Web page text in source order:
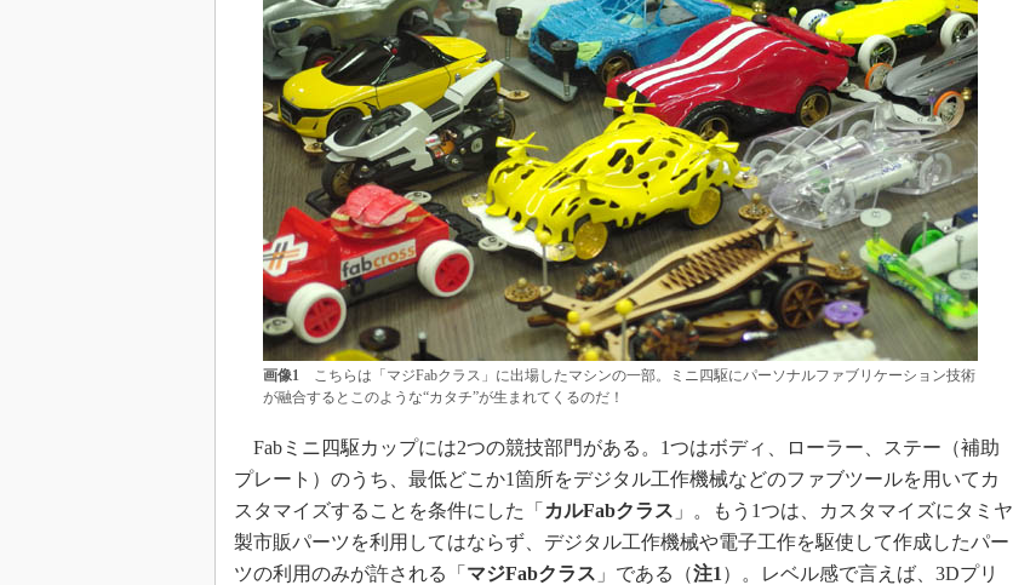
画像1こちらは「マジFabクラス」に出場したマシンの一部。ミニ四駆にパーソナルファブリケーション技術
が融合するとこのような“カタチ”が生まれてくるのだ！
Fabミニ四駆カップには2つの競技部門がある。1つはボディ、ローラー、ステー（補助
プレート）のうち、最低どこか1箇所をデジタル工作機械などのファブツールを用いてカ
スタマイズすることを条件にした「 カルFabクラス 」。もう1つは、カスタマイズにタミヤ
製市販パーツを利用してはならず、デジタル工作機械や電子工作を駆使して作成したパー
ツの利用のみが許される「 マジFabクラス 」である（注1 ）。レベル感で言えば、3Dプリ